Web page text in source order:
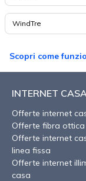
WindTre
Scopri come
INTERNET CASA
Offerte internet
Offerte fibra ottica
Offerte internet
linea fissa
Offerte internet
casa